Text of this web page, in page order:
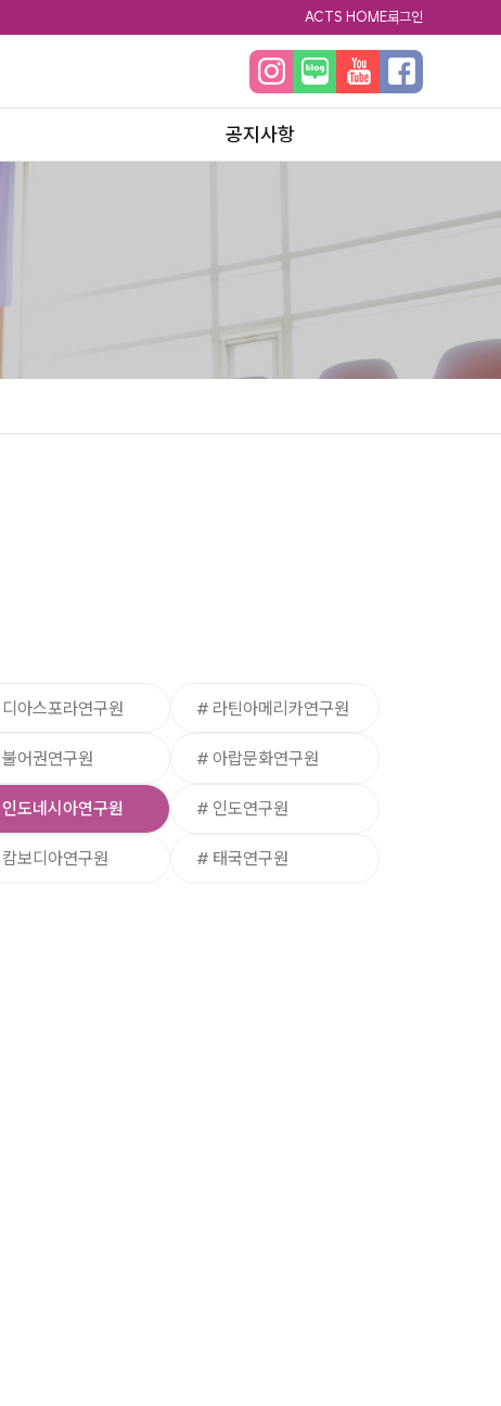
ACTS HOME로그인
공지사항
아스포라연구원 # 라틴아메리카연구원
어권연구원 # 아랍문화연구원
도네시아연구원 # 인도연구원
보디아연구원 # 태국연구원